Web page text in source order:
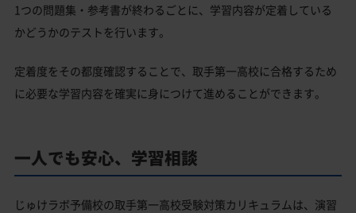
1つの問題集・参考書が終わるごとに、学習内容が定着している
かどうかのテストを行います。
定着度をその都度確認することで、取手第一高校に合格するため
に必要な学習内容を確実に身につけて進めることができます。
一人でも安心、学習相談
じゅけラボ予備校の取手第一高校受験対策カリキュラムは、演習